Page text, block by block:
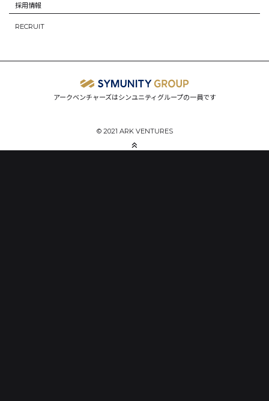
採用情報
RECRUIT
アークベンチャーズはシンユニティグループの一員です
© 2021 ARK VENTURES